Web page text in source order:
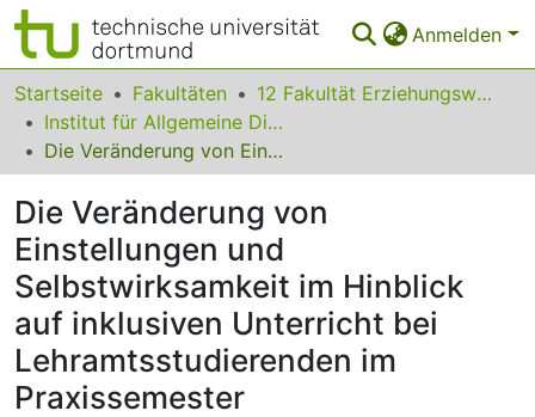
Anmelden
Bereiche & Sammlungen
Das gesamte Repositorium
FAQ
Leitlinien
Zurück zur Startseite
Startseite Fakultäten
12 Fakultät Erziehungswissenschaft, Psychologie und Bildungsforschung
Institut für Allgemeine Didaktik und Schulpädagogik
Die Veränderung von Einstellungen und Selbstwirksamkeit im Hinblick auf inklusiven Unterricht bei Lehramtsstudierenden im Praxissemester
Die Veränderung von
Einstellungen und
Selbstwirksamkeit im Hinblick
auf inklusiven Unterricht bei
Lehramtsstudierenden im
Praxissemester